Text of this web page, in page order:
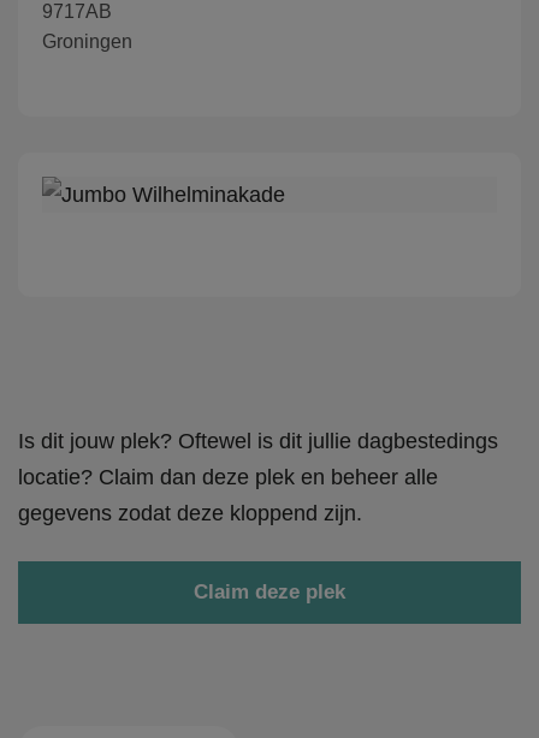
9717AB
Groningen
Is dit jouw plek? Oftewel is dit jullie dagbestedings
locatie? Claim dan deze plek en beheer alle
gegevens zodat deze kloppend zijn.
Claim deze plek